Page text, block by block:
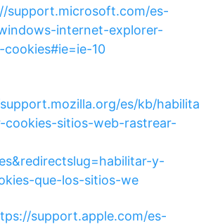
support.microsoft.com/es-
internet-explorer-
10
es/kb/habilita
cookies-sitios-web-rastrear-
y-
que-los-sitios-we
support.apple.com/es-